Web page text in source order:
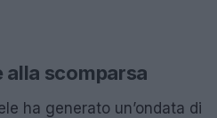
alla scomparsa
ha generato un’ondata di